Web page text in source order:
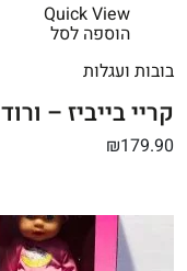
Quick View
הוספה לסל
בובות ועגלות
קריי בייביז – ורוד
₪179.90